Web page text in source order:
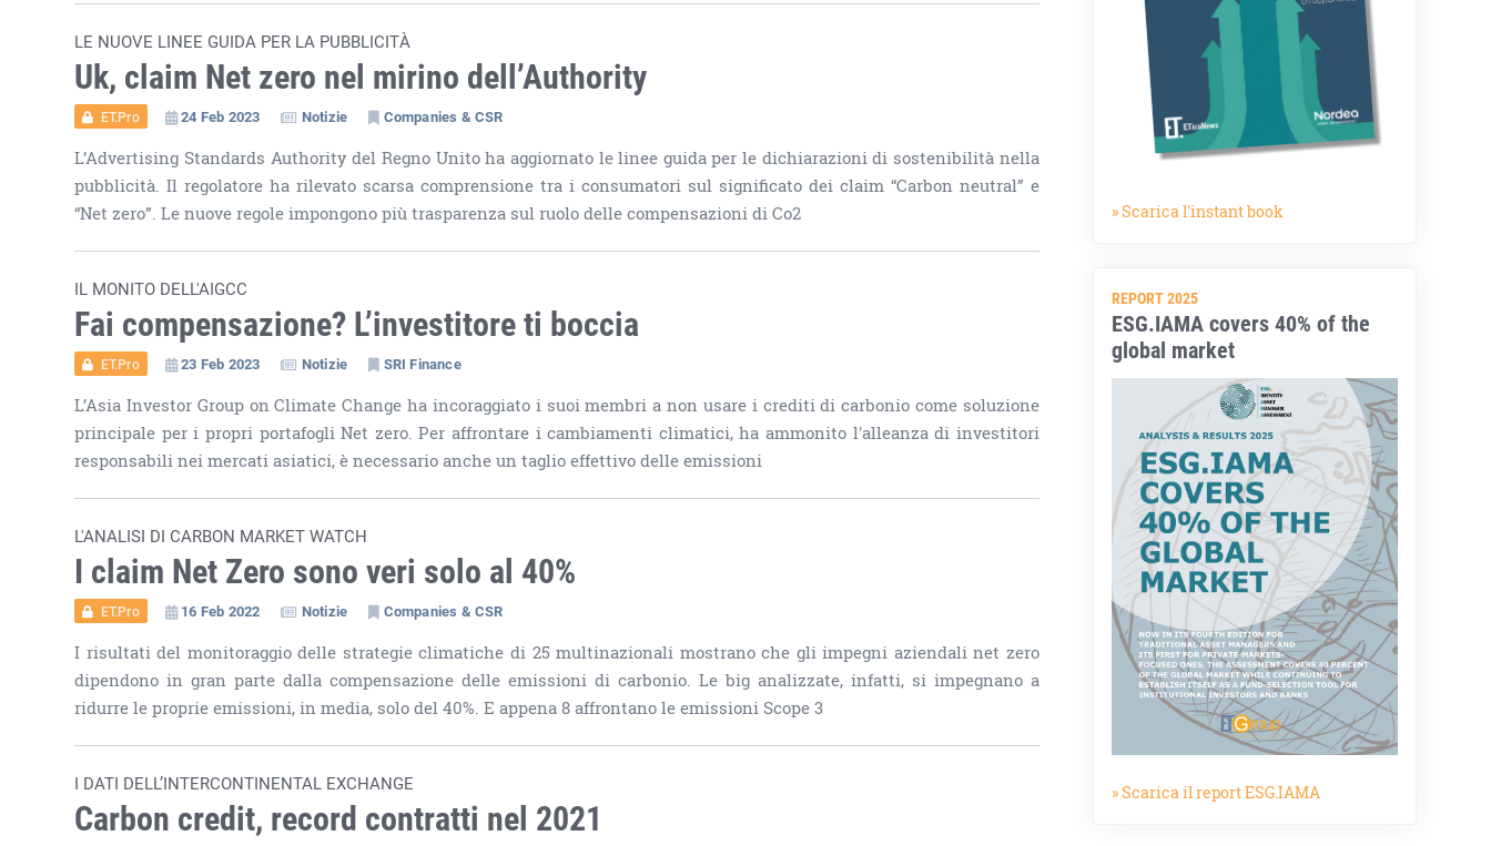
LE NUOVE LINEE GUIDA PER LA PUBBLICITÀ
Uk, claim Net zero nel mirino dell’Authority
ET.Pro 24 Feb 2023 Notizie Companies & CSR
L’Advertising Standards Authority del Regno Unito ha aggiornato le linee guida per le dichiarazioni di sostenibilità nella
pubblicità. Il regolatore ha rilevato scarsa comprensione tra i consumatori sul significato dei claim “Carbon neutral” e
“Net zero”. Le nuove regole impongono più trasparenza sul ruolo delle compensazioni di Co2
IL MONITO DELL'AIGCC
Fai compensazione? L’investitore ti boccia
ET.Pro 23 Feb 2023 Notizie SRI Finance
L’Asia Investor Group on Climate Change ha incoraggiato i suoi membri a non usare i crediti di carbonio come soluzione
principale per i propri portafogli Net zero. Per affrontare i cambiamenti climatici, ha ammonito l'alleanza di investitori
responsabili nei mercati asiatici, è necessario anche un taglio effettivo delle emissioni
L'ANALISI DI CARBON MARKET WATCH
I claim Net Zero sono veri solo al 40%
ET.Pro 16 Feb 2022 Notizie Companies & CSR
I risultati del monitoraggio delle strategie climatiche di 25 multinazionali mostrano che gli impegni aziendali net zero
dipendono in gran parte dalla compensazione delle emissioni di carbonio. Le big analizzate, infatti, si impegnano a
ridurre le proprie emissioni, in media, solo del 40%. E appena 8 affrontano le emissioni Scope 3
I DATI DELL’INTERCONTINENTAL EXCHANGE
Carbon credit, record contratti nel 2021
» Scarica l'instant book
REPORT 2025
ESG.IAMA covers 40% of the
global market
» Scarica il report ESG.IAMA